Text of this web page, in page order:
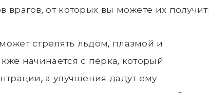
от которых вы можете их
стрелять льдом, плазмой и
начинается с перка, который
а улучшения дадут ему